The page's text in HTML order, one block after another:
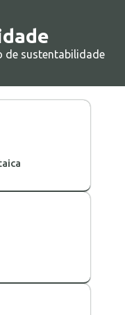
de sustentabilidade